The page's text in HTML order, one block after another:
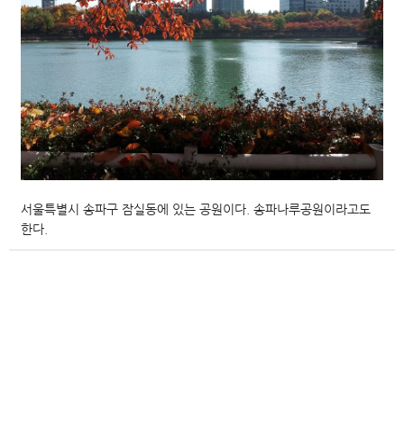
서울특별시 송파구 잠실동에 있는 공원이다. 송파나루공원이라고도
한다.